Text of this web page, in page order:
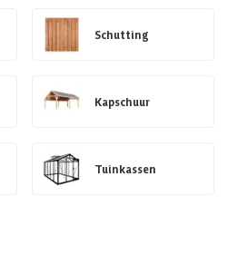
Schutting
Kapschuur
Tuinkassen